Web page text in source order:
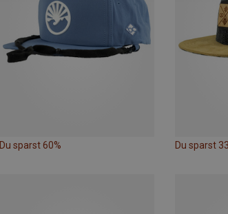
Du sparst 60% Du sparst